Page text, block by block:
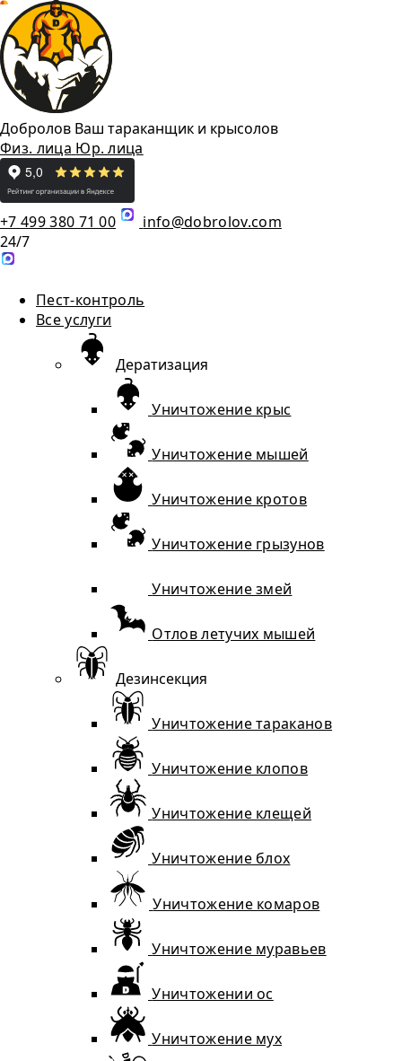
Добролов Ваш тараканщик и крысолов
Физ. лица Юр. лица
+7 499 380 71 00
info@dobrolov.com
24/7
Пест-контроль
Все услуги
Дератизация
Уничтожение крыс
Уничтожение мышей
Уничтожение кротов
Уничтожение грызунов
Уничтожение змей
Отлов летучих мышей
Дезинсекция
Уничтожение тараканов
Уничтожение клопов
Уничтожение клещей
Уничтожение блох
Уничтожение комаров
Уничтожение муравьев
Уничтожении ос
Уничтожение мух